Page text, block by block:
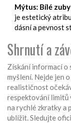
Mýtus: Bílé
je estetický
dásní a pevnost
Shrnutí a
Získání informací o
myšlení. Nejde jen
realističnost
respektování limitů
na rychlé zkratky a
ublížit. Sledujte